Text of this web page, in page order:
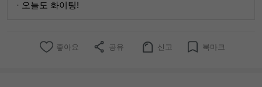
· 오늘도 화이팅!
좋아요 공유 신고 북마크